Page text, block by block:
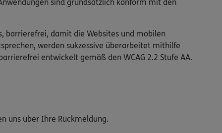
sind grundsätzlich konform mit den
barrierefrei, damit die Websites und mobilen
werden sukzessive überarbeitet mithilfe
entwickelt gemäß den WCAG 2.2 Stufe AA.
uns über Ihre Rückmeldung.